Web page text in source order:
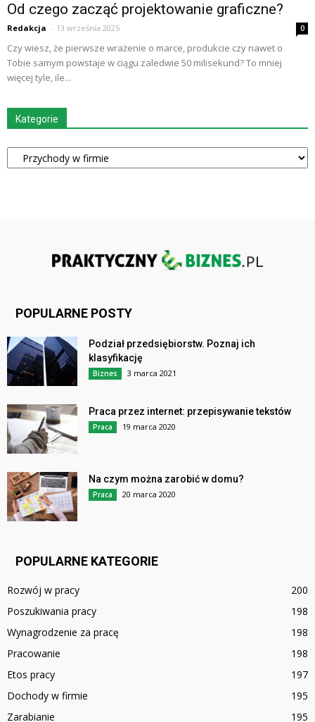
Od czego zacząć projektowanie graficzne?
Redakcja - 13 września 2025 0
Czy wiesz, że pierwsze wrażenie o marce, produkcie czy nawet o
Tobie samym powstaje w ciągu zaledwie 50 milisekund? To mniej
więcej tyle, ile...
Kategorie
Kategorie
POPULARNE POSTY
Podział przedsiębiorstw. Poznaj ich
klasyfikację
Biznes 3 marca 2021
Praca przez internet: przepisywanie tekstów
Praca 19 marca 2020
Na czym można zarobić w domu?
Praca 20 marca 2020
POPULARNE KATEGORIE
Rozwój w pracy
200
Poszukiwania pracy
198
Wynagrodzenie za pracę
198
Pracowanie
198
Etos pracy
197
Dochody w firmie
195
Zarabianie
195